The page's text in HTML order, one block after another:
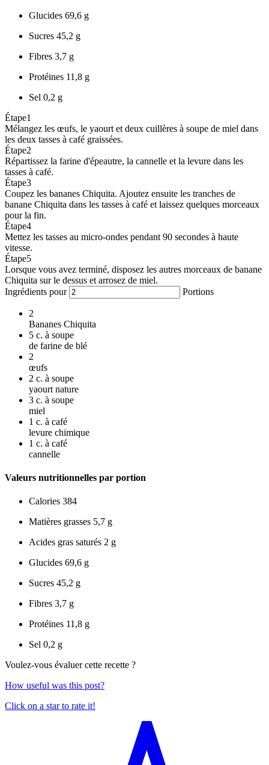
Glucides 69,6 g
Sucres 45,2 g
Fibres 3,7 g
Protéines 11,8 g
Sel 0,2 g
Étape1
Mélangez les œufs, le yaourt et deux cuillères à soupe de miel dans
les deux tasses à café graissées.
Étape2
Répartissez la farine d'épeautre, la cannelle et la levure dans les
tasses à café.
Étape3
Coupez les bananes Chiquita. Ajoutez ensuite les tranches de
banane Chiquita dans les tasses à café et laissez quelques morceaux
pour la fin.
Étape4
Mettez les tasses au micro-ondes pendant 90 secondes à haute
vitesse.
Étape5
Lorsque vous avez terminé, disposez les autres morceaux de banane
Chiquita sur le dessus et arrosez de miel.
Ingrédients pour
Portions
2
Bananes Chiquita
5 c. à soupe
de farine de blé
2
œufs
2 c. à soupe
yaourt nature
3 c. à soupe
miel
1 c. à café
levure chimique
1 c. à café
cannelle
Valeurs nutritionnelles par portion
Calories 384
Matières grasses 5,7 g
Acides gras saturés 2 g
Glucides 69,6 g
Sucres 45,2 g
Fibres 3,7 g
Protéines 11,8 g
Sel 0,2 g
Voulez-vous évaluer cette recette ?
How useful was this post?
Click on a star to rate it!